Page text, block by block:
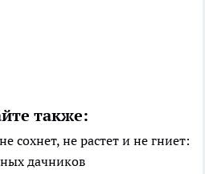
также:
сохнет, не растет и не гниет:
дачников